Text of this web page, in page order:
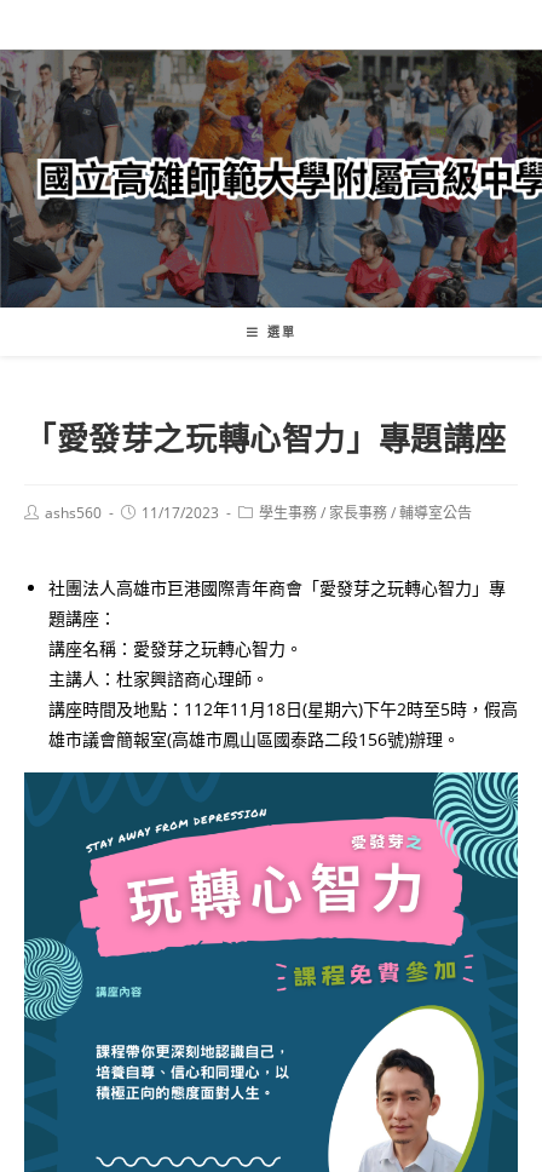
轉
至
主
內
容
選單
「愛發芽之玩轉心智力」專題講座
Postashs560
Post11/17/2023
Post學生事務/ 家長事務/輔導室公告
社團法人高雄市巨港國際青年商會「愛發芽之玩轉心智力」專
題講座：
講座名稱：愛發芽之玩轉心智力。
主講人：杜家興諮商心理師。
講座時間及地點：112年11月18日(星期六)下午2時至5時，假高
雄市議會簡報室(高雄市鳳山區國泰路二段156號)辦理。